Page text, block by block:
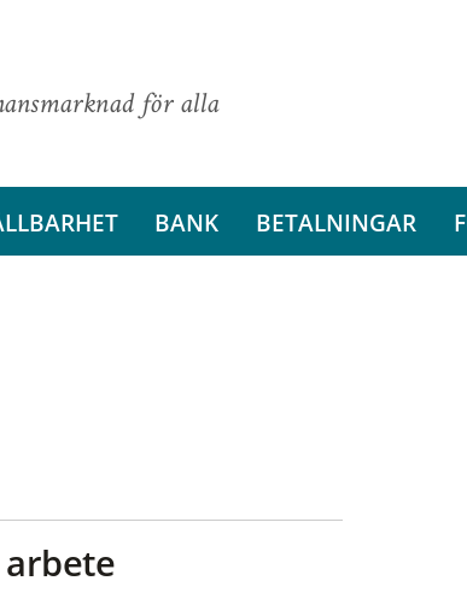
för alla
BANK BETALNINGAR